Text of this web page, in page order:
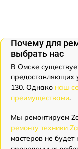
Почему для
выбрать нас
В Омске
предоставляющих
130. Однако наш
преимуществами.
Мы ремонтируем
ремонту техники
мастеров не